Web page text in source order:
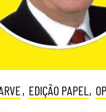
, EDIÇÃO PAPEL ,